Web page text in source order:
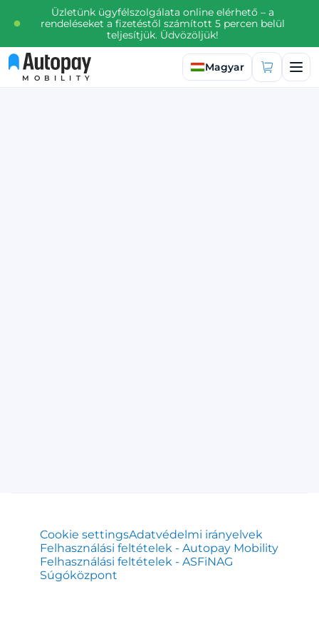
Üzletünk ügyfélszolgálata online elérhető – a
rendeléseket a fizetéstől számított 5 percen belül
teljesítjük. Üdvözöljük!
MOBILITY
Válasszon nyelvet
Magyar
Cookie settingsAdatvédelmi irányelvek
Felhasználási feltételek - Autopay Mobility
Felhasználási feltételek - ASFiNAG
Súgóközpont